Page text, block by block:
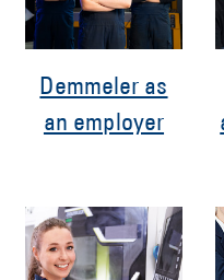
Demmeler as
an employer